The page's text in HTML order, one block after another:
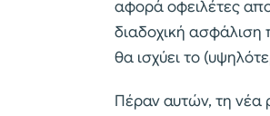
αφορά οφειλέτες
διαδοχική ασφάλιση
θα ισχύει το
Πέραν αυτών, τη νέα